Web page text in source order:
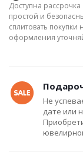
Доступна
простой и
сплитовать
оформления
Не
дате или